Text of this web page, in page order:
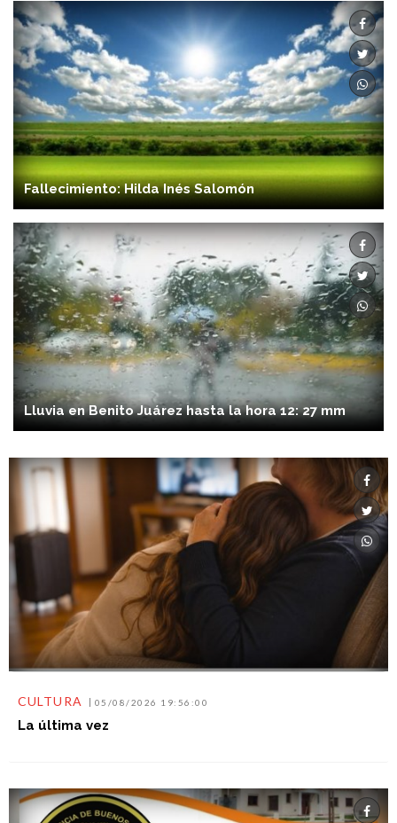
Fallecimiento: Hilda Inés Salomón
Lluvia en Benito Juárez hasta la hora 12: 27 mm
CULTURA 05/08/2026 19:56:00
La última vez